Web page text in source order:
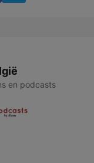
en podcasts